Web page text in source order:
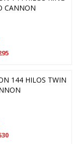
CANNON
144 HILOS TWIN